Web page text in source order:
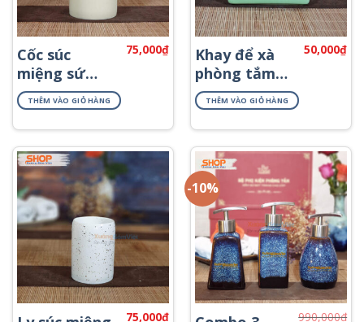
Cốc súc
miệng sứ
Bát Tràng
PKNT-10
75,000₫
THÊM VÀO GIỎ HÀNG
Khay để xà
phòng tắm
đẹp PKNT-32
50,000₫
THÊM VÀO GIỎ HÀNG
75,000₫
-10%
990,000₫